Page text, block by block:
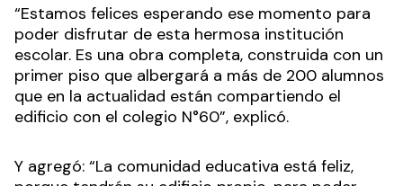
“Estamos felices esperando ese momento para
poder disfrutar de esta hermosa institución
escolar. Es una obra completa, construida con un
primer piso que albergará a más de 200 alumnos
que en la actualidad están compartiendo el
edificio con el colegio N°60”, explicó.
Y agregó: “La comunidad educativa está feliz,